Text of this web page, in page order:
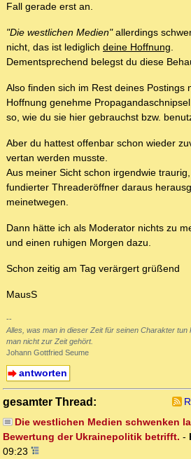
Fall gerade erst an.
"Die westlichen Medien"allerdings
nicht, das ist lediglich deine Hoffnung.
Dementsprechend belegst du diese
Also finden sich im Rest deines Postings
Hoffnung genehme
so, wie du sie hier gebrauchst bzw.
Aber du hattest offenbar schon wieder
vertan werden musste.
Aus meiner Sicht schon irgendwie
fundierter Threaderöffner daraus
meinetwegen.
Dann hätte ich als Moderator nichts zu
und einen ruhigen Morgen dazu.
Schon zeitig am Tag verärgert grüßend
MausS
--
Alles, was man in dieser Zeit für seinen Charakter
man nicht zur Zeit gehört.
Johann Gottfried Seume
antworten
gesamter Thread:
Die westlichen Medien schwenken
Bewertung der Ukrainepolitik betrifft. -
09:23